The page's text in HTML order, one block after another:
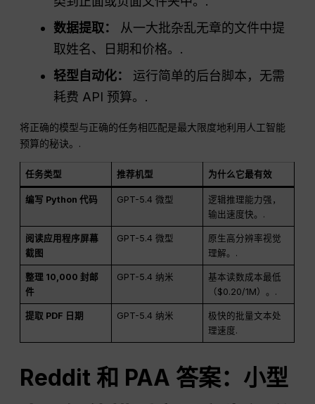
数据提取：
从一大批杂乱无章的文件中提
取姓名、日期和价格。.
轻型自动化：
运行简单的后台脚本，无需
耗费 API 预算。.
将正确的模型与正确的任务相匹配是最大限度地利用人工智能
预算的秘诀。.
任务类型 推荐机型 为什么它最有效
编写 Python 代码 GPT-5.4 微型
逻辑推理能力强，
输出速度快。.
阅读应用程序屏幕
截图
GPT-5.4 微型
原生高分辨率视觉
理解。.
整理 10,000 封邮
件
GPT-5.4 纳米
基本读数成本最低
（$0.20/1M）。.
提取 PDF 日期 GPT-5.4 纳米
极快的批量文本处
理速度.
Reddit 和 PAA 答案：小型